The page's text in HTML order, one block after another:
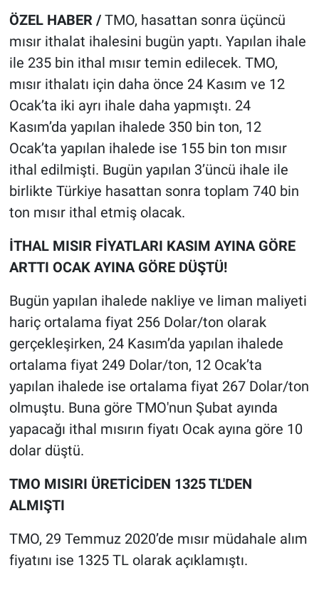
ÖZEL HABER / TMO, hasattan sonra üçüncü
mısır ithalat ihalesini bugün yaptı. Yapılan ihale
ile 235 bin ithal mısır temin edilecek. TMO,
mısır ithalatı için daha önce 24 Kasım ve 12
Ocak’ta iki ayrı ihale daha yapmıştı. 24
Kasım’da yapılan ihalede 350 bin ton, 12
Ocak’ta yapılan ihalede ise 155 bin ton mısır
ithal edilmişti. Bugün yapılan 3’üncü ihale ile
birlikte Türkiye hasattan sonra toplam 740 bin
ton mısır ithal etmiş olacak.
İTHAL MISIR FİYATLARI KASIM AYINA GÖRE
ARTTI OCAK AYINA GÖRE DÜŞTÜ!
Bugün yapılan ihalede nakliye ve liman maliyeti
hariç ortalama fiyat 256 Dolar/ton olarak
gerçekleşirken, 24 Kasım’da yapılan ihalede
ortalama fiyat 249 Dolar/ton, 12 Ocak’ta
yapılan ihalede ise ortalama fiyat 267 Dolar/ton
olmuştu. Buna göre TMO'nun Şubat ayında
yapacağı ithal mısırın fiyatı Ocak ayına göre 10
dolar düştü.
TMO MISIRI ÜRETİCİDEN 1325 TL'DEN
ALMIŞTI
TMO, 29 Temmuz 2020’de mısır müdahale alım
fiyatını ise 1325 TL olarak açıklamıştı.